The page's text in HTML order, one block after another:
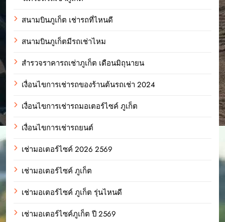
สนามบินภูเก็ต เช่ารถที่ไหนดี
สนามบินภูเก็ตมีรถเช่าไหม
สำรวจราคารถเช่าภูเก็ต เดือนมิถุนายน
เงื่อนไขการเช่ารถของร้านต้นรถเช่า 2024
เงื่อนไขการเช่ารถมอเตอร์ไซค์ ภูเก็ต
เงื่อนไขการเช่ารถยนต์
เช่ามอเตอร์ไซค์ 2026 2569
เช่ามอเตอร์ไซค์ ภูเก็ต
เช่ามอเตอร์ไซค์ ภูเก็ต รุ่นไหนดี
เช่ามอเตอร์ไซค์ภูเก็ต ปี 2569